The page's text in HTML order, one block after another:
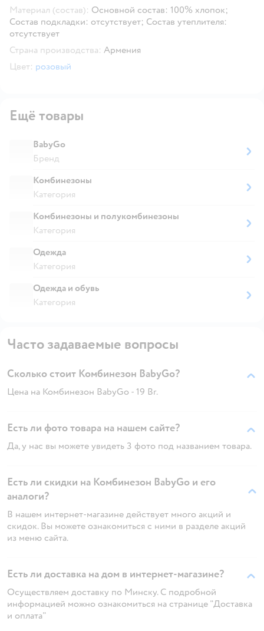
Материал (состав): Основной состав: 100% хлопок;
Состав подкладки: отсутствует; Состав утеплителя:
отсутствует
Страна производства: Армения
Цвет: розовый
Ещё товары
BabyGo
Бренд
Комбинезоны
Категория
Комбинезоны и полукомбинезоны
Категория
Одежда
Категория
Одежда и обувь
Категория
Часто задаваемые вопросы
Сколько стоит Комбинезон BabyGo?
Цена на Комбинезон BabyGo - 19 Br.
Есть ли фото товара на нашем сайте?
Да, у нас вы можете увидеть 3 фото под названием товара.
Есть ли скидки на Комбинезон BabyGo и его
аналоги?
В нашем интернет-магазине действует много акций и
скидок. Вы можете ознакомиться с ними в разделе акций
из меню сайта.
Есть ли доставка на дом в интернет-магазине?
Осуществляем доставку по Минску. С подробной
информацией можно ознакомиться на странице "Доставка
и оплата"